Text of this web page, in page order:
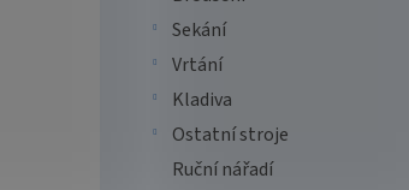
Sekání
Vrtání
Kladiva
Ostatní stroje
Ruční nářadí